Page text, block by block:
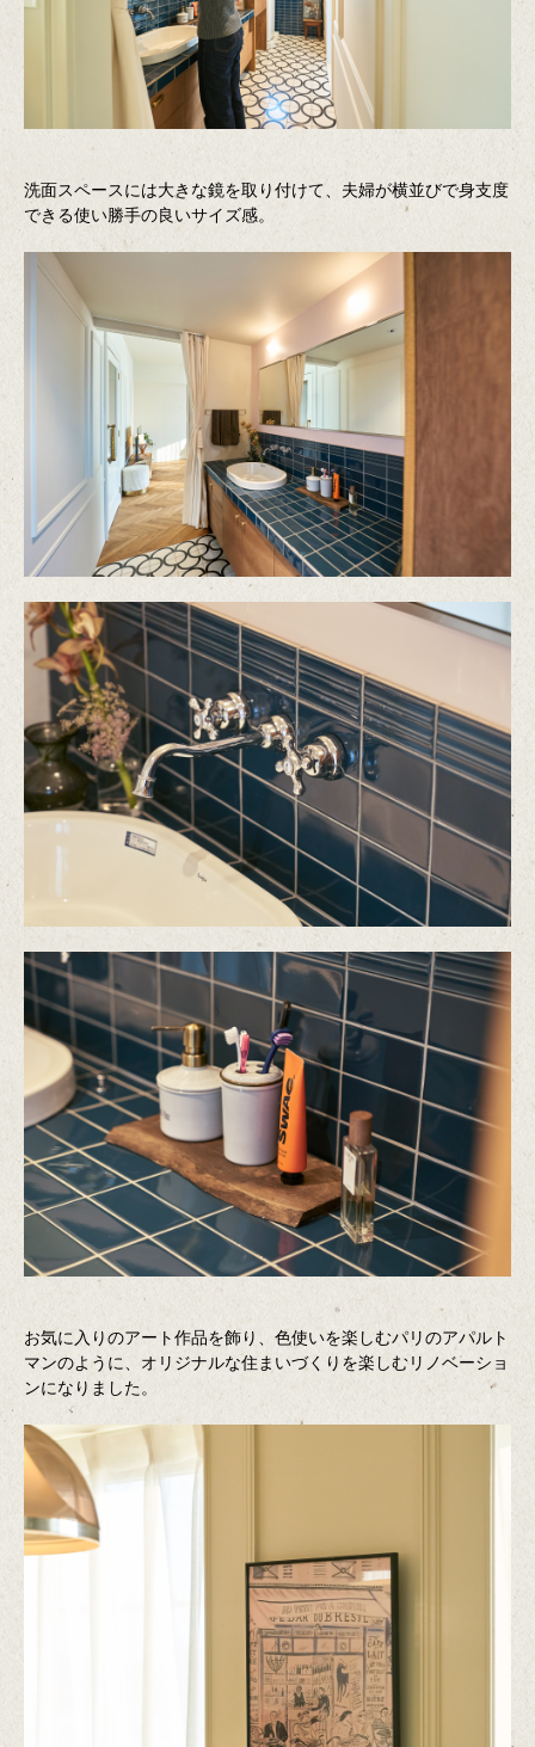
洗面スペースには大きな鏡を取り付けて、夫婦が横並びで身支度
できる使い勝手の良いサイズ感。
お気に入りのアート作品を飾り、色使いを楽しむパリのアパルト
マンのように、オリジナルな住まいづくりを楽しむリノベーショ
ンになりました。